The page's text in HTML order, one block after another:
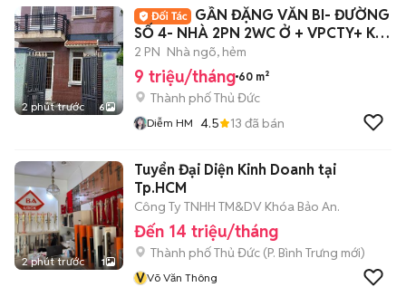
2 phút trước 6
GẦN ĐẶNG VĂN BI- ĐƯỜNG
SỐ 4- NHÀ 2PN 2WC Ở + VPCTY+ KD
ONLINE
2 PN Nhà ngõ, hẻm
9 triệu/tháng 60 m²
Thành phố Thủ Đức
Diễm HM 4.5 13 đã bán
2 phút trước 1
Tuyển Đại Diện Kinh Doanh tại
Tp.HCM
Công Ty TNHH TM&DV Khóa Bảo An.
Đến 14 triệu/tháng
Thành phố Thủ Đức (P. Bình Trưng mới)
VVõ Văn Thông